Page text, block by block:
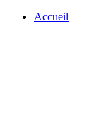
Accueil